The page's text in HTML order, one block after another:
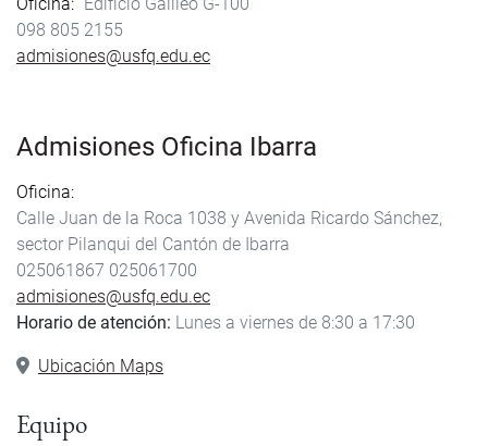
098 805 2155
admisiones@usfq.edu.ec
Admisiones Oficina Ibarra
Oficina
Calle Juan de la Roca 1038 y Avenida Ricardo Sánchez,
sector Pilanqui del Cantón de Ibarra
025061867 025061700
admisiones@usfq.edu.ec
Horario de atención: Lunes a viernes de 8:30 a 17:30
Ubicación Maps
Equipo